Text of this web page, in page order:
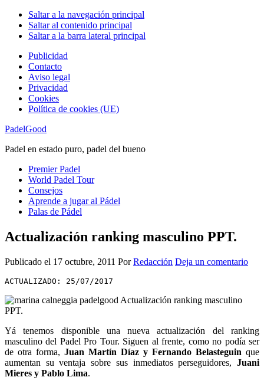
Saltar a la navegación principal
Saltar al contenido principal
Saltar a la barra lateral principal
Publicidad
Contacto
Aviso legal
Privacidad
Cookies
Política de cookies (UE)
PadelGood
Padel en estado puro, padel del bueno
Premier Padel
World Padel Tour
Consejos
Aprende a jugar al Pádel
Palas de Pádel
Actualización ranking masculino PPT.
Publicado el 17 octubre, 2011 PorRedacción Deja un comentario
ACTUALIZADO: 25/07/2017
Yá tenemos disponible una nueva actualización del ranking
masculino del Padel Pro Tour. Siguen al frente, como no podía ser
de otra forma, Juan Martín Díaz y Fernando Belasteguin que
aumentan su ventaja sobre sus inmediatos perseguidores, Juani
Mieres y Pablo Lima.